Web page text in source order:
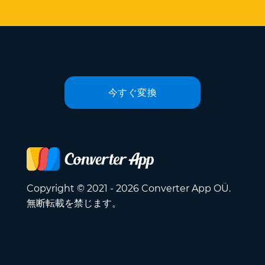
今すぐ変換
Copyright © 2021 - 2026 Converter App OÜ.
無断転載を禁じます。